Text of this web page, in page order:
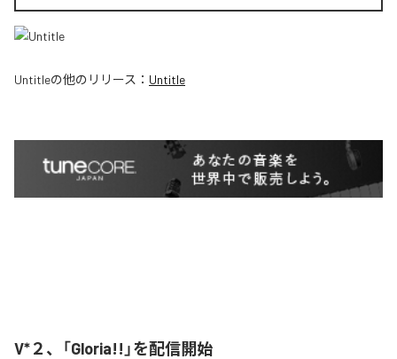
Untitleの他のリリース： Untitle
V*２、「Gloria!!」を配信開始